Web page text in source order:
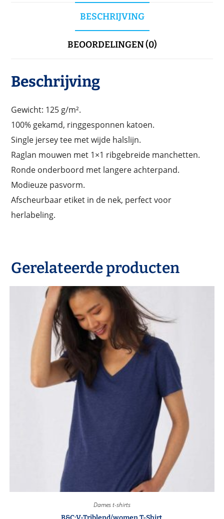
BESCHRIJVING
BEOORDELINGEN (0)
Beschrijving
Gewicht: 125 g/m².
100% gekamd, ringgesponnen katoen.
Single jersey tee met wijde halslijn.
Raglan mouwen met 1×1 ribgebreide manchetten.
Ronde onderboord met langere achterpand.
Modieuze pasvorm.
Afscheurbaar etiket in de nek, perfect voor
herlabeling.
Gerelateerde producten
Dames t-shirts